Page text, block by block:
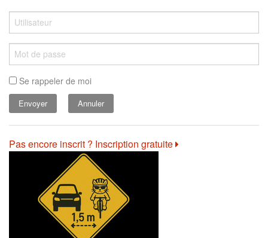
Se rappeler de moi
Annuler
Pas encore inscrit ? Inscription gratuite